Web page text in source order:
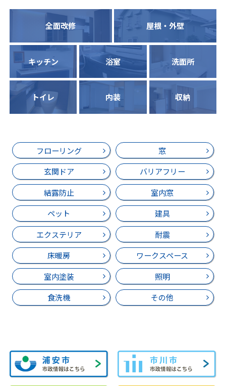
全面改修 屋根・外壁
キッチン 浴室 洗面所
トイレ 内装 収納
フローリング
窓
玄関ドア
バリアフリー
結露防止
室内窓
ペット
建具
エクステリア
耐震
床暖房
ワークスペース
室内塗装
照明
食洗機
その他